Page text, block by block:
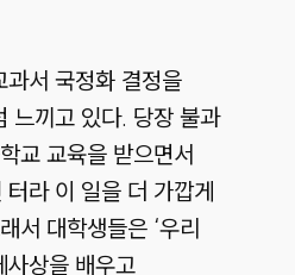
서 국정화 결정을
느끼고 있다. 당장 불과
교 교육을 받으면서
라 이 일을 더 가깝게
서 대학생들은 ‘우리
사상을 배우고